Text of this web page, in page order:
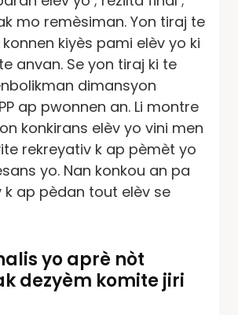
mo remèsiman. Yon tiraj te
kiyès pami elèv yo ki
anvan. Se yon tiraj ki te
dimansyon
ap pwonnen an. Li montre
konkirans elèv yo vini men
rekreyativ k ap pèmèt yo
yo. Nan konkou an pa
k ap pèdan tout elèv se
yo aprè nòt
dezyèm komite jiri